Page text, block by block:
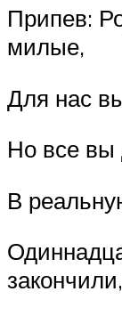
Припев:
милые,
Для нас
Но все вы
В
закончили,